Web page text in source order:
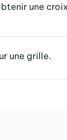
une
une grille.